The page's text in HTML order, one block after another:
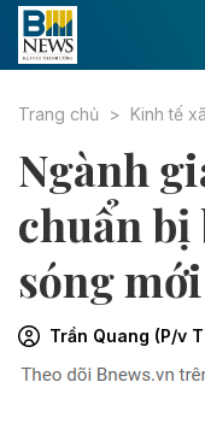
Trang chủ Kinh tế
Ngành
chuẩn bị
sóng mới
Trần Quang (P/v